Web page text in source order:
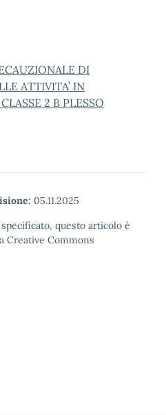
DI
ATTIVITA’ IN
2 B PLESSO
05.11.2025
questo articolo è
Creative Commons